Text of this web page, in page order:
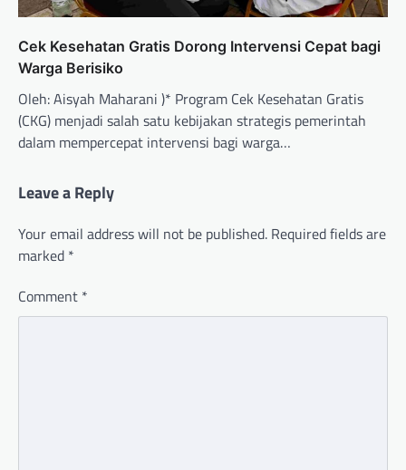
Cek Kesehatan Gratis Dorong Intervensi Cepat bagi
Warga Berisiko
Oleh: Aisyah Maharani )* Program Cek Kesehatan Gratis
(CKG) menjadi salah satu kebijakan strategis pemerintah
dalam mempercepat intervensi bagi warga…
Leave a Reply
Your email address will not be published. Required fields are
marked *
Comment *